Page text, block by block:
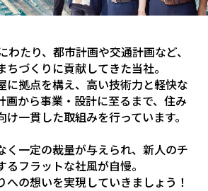
わたり、都市計画や交通計画など、
づくりに貢献してきた当社。
に拠点を構え、高い技術力と軽快な
画から事業・設計に至るまで、住み
け一貫した取組みを行っています。
一定の裁量が与えられ、 新人のチ
フラットな社風が自慢。
への想いを実現していきましょう！